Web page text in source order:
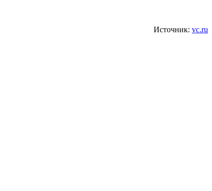
Источник: vc.ru